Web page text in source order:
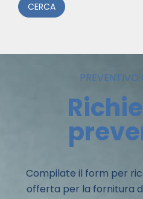
CERCA
Compilate il form per
offerta per la fornitura